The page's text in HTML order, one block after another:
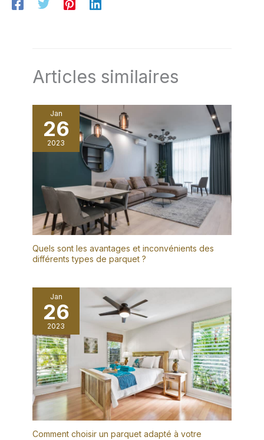
Articles similaires
Jan
26
2023
Quels sont les avantages et inconvénients des
différents types de parquet ?
Jan
26
2023
Comment choisir un parquet adapté à votre